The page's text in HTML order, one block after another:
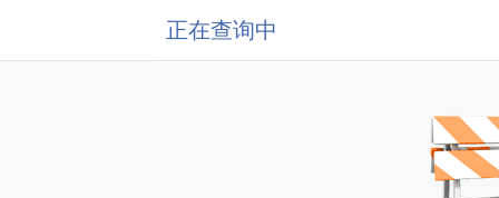
正在查询中